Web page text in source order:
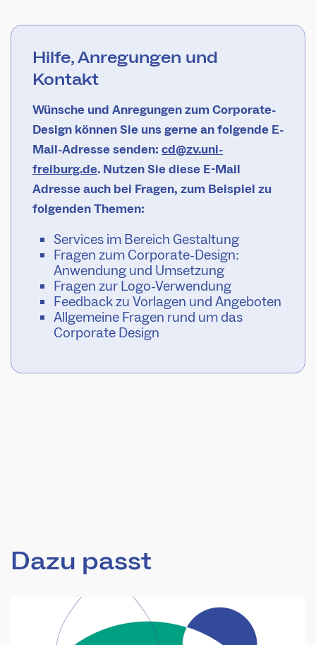
Hilfe, Anregungen und
Kontakt
Wünsche und Anregungen zum Corporate-
Design können Sie uns gerne an folgende E-
Mail-Adresse senden: cd@zv.uni-
freiburg.de. Nutzen Sie diese E-Mail
Adresse auch bei Fragen, zum Beispiel zu
folgenden Themen:
Services im Bereich Gestaltung
Fragen zum Corporate-Design:
Anwendung und Umsetzung
Fragen zur Logo-Verwendung
Feedback zu Vorlagen und Angeboten
Allgemeine Fragen rund um das
Corporate Design
Dazu passt